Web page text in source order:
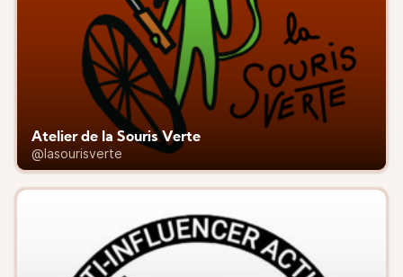
Atelier de la Souris Verte
@lasourisverte